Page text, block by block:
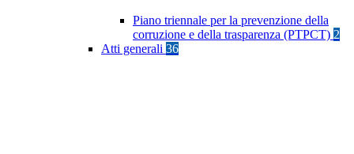
Piano triennale per la prevenzione della
corruzione e della trasparenza (PTPCT) 2
Atti generali 36